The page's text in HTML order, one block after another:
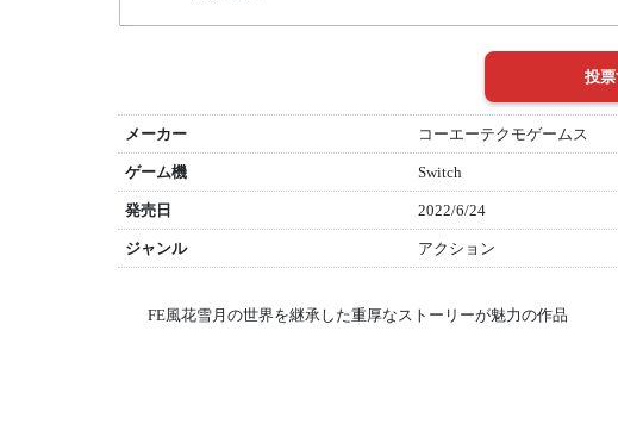
メーカー コーエーテクモゲームス
ゲーム機 Switch
発売日 2022/6/24
ジャンル アクション
FE風花雪月の世界を継承した重厚なストーリーが魅力の作品